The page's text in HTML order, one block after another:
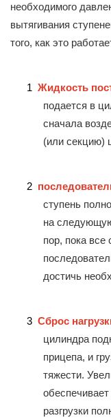
необходимого
вытягивания
того, как это
1 Жидкость
подается в
сначала
(или секцию)
2
ступень
на
пор, пока все
достичь
3 Сброс
цилиндра
прицепа, и
тяжести.
разгрузки